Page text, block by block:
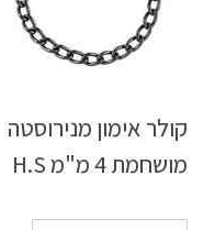
קולר אימון מנירוסטה
מושחמת 4 מ"מ H.S